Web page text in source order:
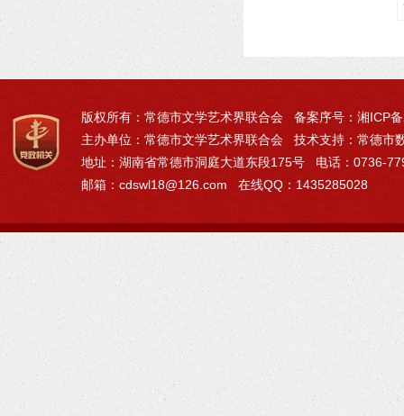
版权所有：常德市文学艺术界联合会 备案序号： 湘ICP
主办单位：常德市文学艺术界联合会 技术支持：常德市
地址：湖南省常德市洞庭大道东段175号 电话：0736-
邮箱：cdswl18@126.com 在线QQ：1435285028